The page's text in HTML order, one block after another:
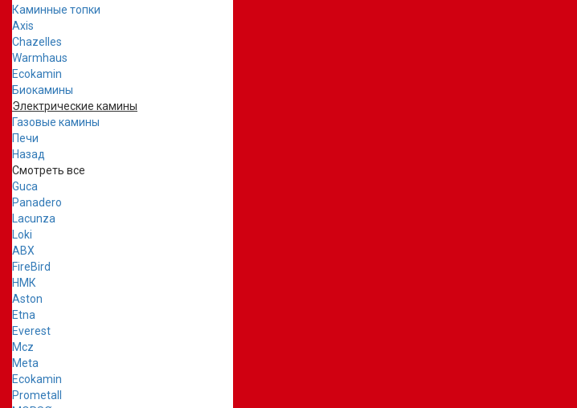
Каминные топки
Axis
Chazelles
Warmhaus
Ecokamin
Биокамины
Электрические камины
Газовые камины
Печи
Назад
Смотреть все
Guca
Panadero
Lacunza
Loki
ABX
FireBird
НМК
Aston
Etna
Everest
Mcz
Meta
Ecokamin
Prometall